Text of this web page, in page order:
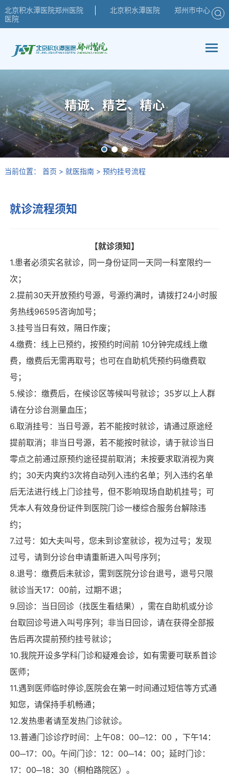
北京积水潭医院郑州医院 北京积水潭医院
郑州市中心
医院
当前位置： 首页 > 就医指南> 预约挂号流程
就诊流程须知
【就诊须知】
1.患者必须实名就诊，同一身份证同一天同一科室限约一
次；
2.提前30天开放预约号源，号源约满时，请拨打24小时服
务热线96595咨询加号；
3.挂号当日有效，隔日作废；
4.缴费：线上已预约，按预约时间前 10分钟完成线上缴
费，缴费后无需再取号；也可在自助机凭预约码缴费取
号；
5.候诊：缴费后，在候诊区等候叫号就诊；35岁以上人群
请在分诊台测量血压；
6.取消挂号：当日号源，若不能按时就诊，请通过原途经
提前取消；非当日号源，若不能按时就诊，请于就诊当日
零点之前通过原预约途径提前取消；未按要求取消视为爽
约；30天内爽约3次将自动列入违约名单；列入违约名单
后无法进行线上门诊挂号，但不影响现场自助机挂号；可
凭本人有效身份证件到医院门诊一楼综合服务台解除违
约；
7.过号：如大夫叫号，您未到诊室就诊，视为过号；发现
过号，请到分诊台申请重新进入叫号序列；
8.退号：缴费后未就诊，需到医院分诊台退号，退号只限
就诊当天17：00前，过期不退；
9.回诊：当日回诊（找医生看结果），需在自助机或分诊
台取回诊号进入叫号序列；非当日回诊，请在获得全部报
告后再次提前预约挂号就诊；
10.我院开设多学科门诊和疑难会诊，如有需要可联系首诊
医师；
11.遇到医师临时停诊,医院会在第一时间通过短信等方式通
知您，请保持手机畅通；
12.发热患者请至发热门诊就诊。
13.普通门诊诊疗时间：上午08：00─12：00 ，下午14：
00─17：00。午间门诊：12：00─14：00；延时门诊：
17：00─18：30（桐柏路院区）。